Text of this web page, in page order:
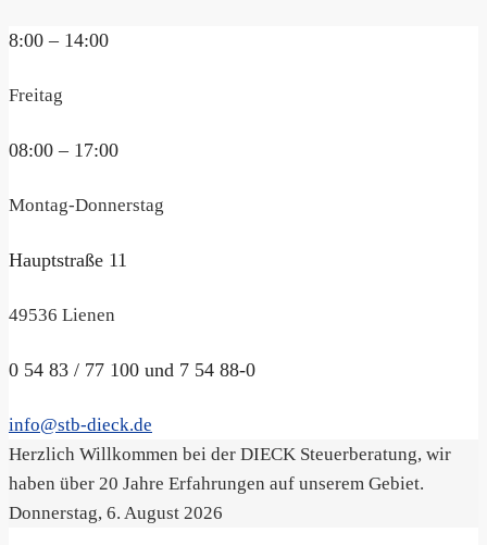
8:00 – 14:00
Freitag
08:00 – 17:00
Montag-Donnerstag
Hauptstraße 11
49536 Lienen
0 54 83 / 77 100 und 7 54 88-0
info@stb-dieck.de
Herzlich Willkommen bei der DIECK Steuerberatung, wir
haben über 20 Jahre Erfahrungen auf unserem Gebiet.
Donnerstag, 6. August 2026